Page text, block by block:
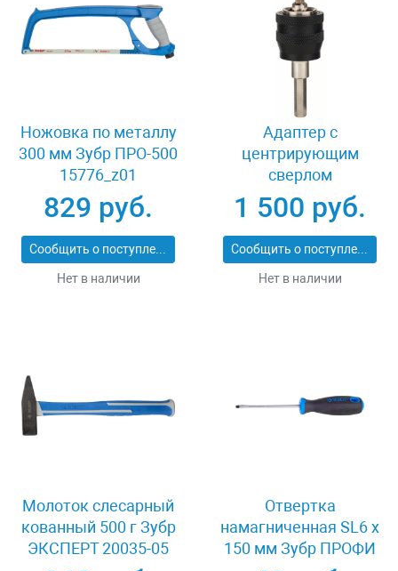
Ножовка по металлу
300 мм Зубр ПРО-500
15776_z01
829 руб.
Сообщить о поступлении
Нет в наличии
Адаптер c
центрирующим
сверлом
шестигранный
хвостовик 8 мм
Bosch Power Change
2608584814
1 500 руб.
Сообщить о поступлении
Нет в наличии
Молоток слесарный
кованный 500 г Зубр
ЭКСПЕРТ 20035-05
Отвертка
намагниченная SL6 x
150 мм Зубр ПРОФИ